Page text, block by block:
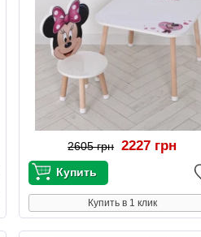
2605 грн 2227 грн
Купить в 1 клик